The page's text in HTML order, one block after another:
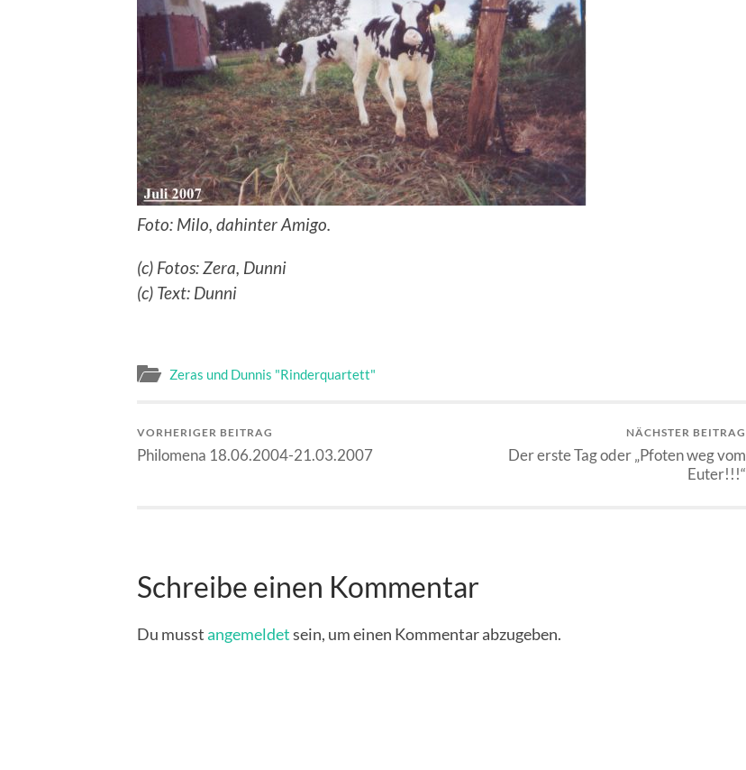
Foto: Milo, dahinter Amigo.
(c) Fotos: Zera, Dunni
(c) Text: Dunni
Zeras und Dunnis "Rinderquartett"
VORHERIGER BEITRAG
Philomena 18.06.2004-21.03.2007
NÄCHSTER BEITRAG
Der erste Tag oder „Pfoten weg vom
Euter!!!“
Schreibe einen Kommentar
Du musstangemeldetsein, um einen Kommentar abzugeben.